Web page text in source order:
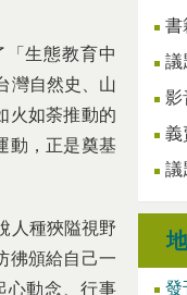
「生態教育中
灣自然史、山
火如荼推動的
動，正是奠基
人種狹隘視野
彿頒給自己一
心動念、行事
書
議
影
義
議
發